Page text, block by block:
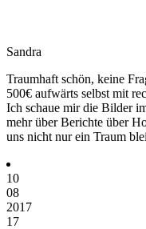
Sandra
Traumhaft schön, keine
500€ aufwärts selbst mit
Ich schaue mir die Bilder
mehr über Berichte über
uns nicht nur ein Traum
10
08
2017
17